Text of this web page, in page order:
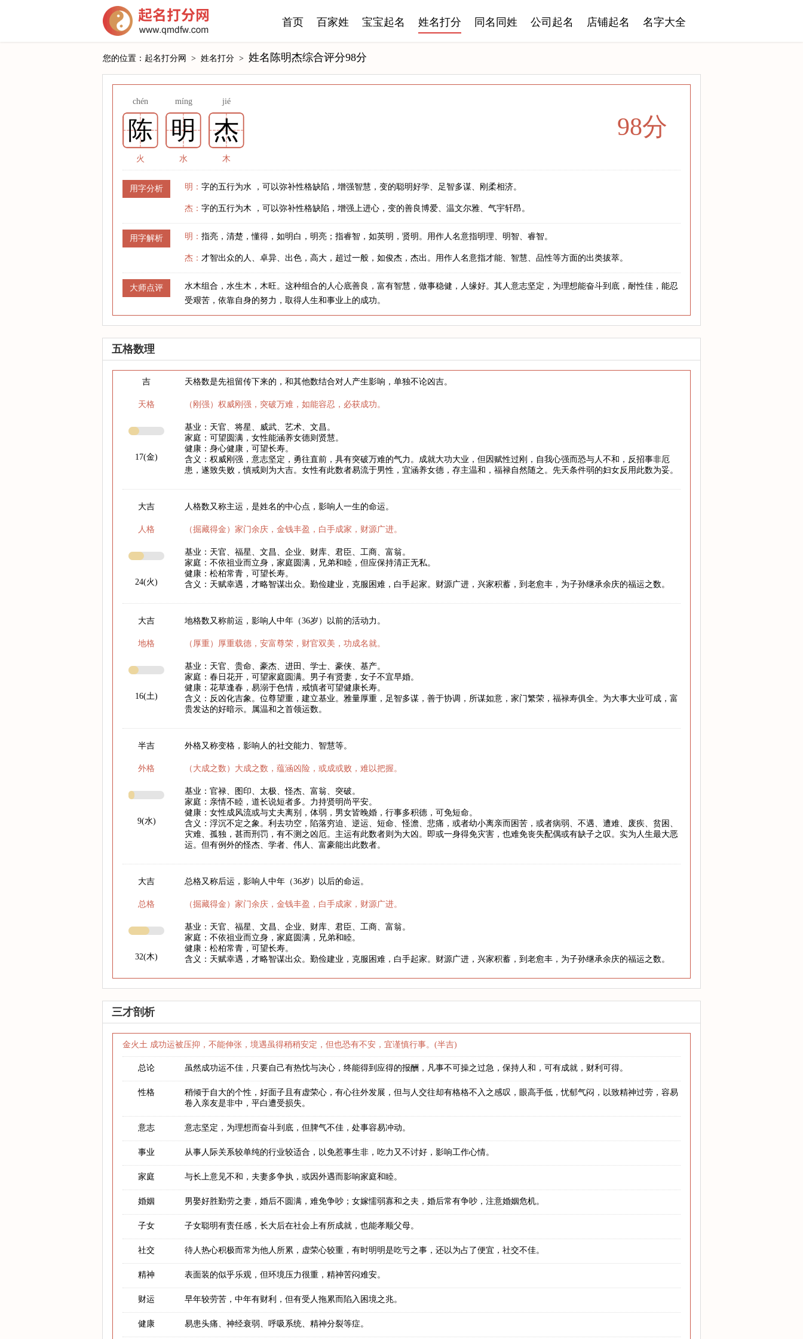
首页 百家姓 宝宝起名 姓名打分 同名同姓 公司起名 店铺起名 名字大全
您的位置： 起名打分网 > 姓名打分 > 姓名陈明杰综合评分98分
chén míng jié
陈 明 杰
火 水 木
98分
用字分析 明： 字的五行为水 ，可以弥补性格缺陷，增强智慧，变的聪明好学、足智多谋、刚柔相济。
杰： 字的五行为木 ，可以弥补性格缺陷，增强上进心，变的善良博爱、温文尔雅、气宇轩昂。
用字解析 明： 指亮，清楚，懂得，如明白，明亮；指睿智，如英明，贤明。用作人名意指明理、明智、睿智。
杰： 才智出众的人、卓异、出色，高大，超过一般，如俊杰，杰出。用作人名意指才能、智慧、品性等方面的出类拔萃。
大师点评
水木组合，水生木，木旺。这种组合的人心底善良，富有智慧，做事稳健，人缘好。其人意志坚定，为理想能奋斗到底，耐性佳，能忍
受艰苦，依靠自身的努力，取得人生和事业上的成功。
五格数理
吉
天格
17(金)
天格数是先祖留传下来的，和其他数结合对人产生影响，单独不论凶吉。
（刚强）权威刚强，突破万难，如能容忍，必获成功。
基业：天官、将星、威武、艺术、文昌。
家庭：可望圆满，女性能涵养女德则贤慧。
健康：身心健康，可望长寿。
含义：权威刚强，意志坚定，勇往直前，具有突破万难的气力。成就大功大业，但因赋性过刚，自我心强而恐与人不和，反招事非厄
患，遂致失败，慎戒则为大吉。女性有此数者易流于男性，宜涵养女德，存主温和，福禄自然随之。先天条件弱的妇女反用此数为妥。
大吉
人格
24(火)
人格数又称主运，是姓名的中心点，影响人一生的命运。
（掘藏得金）家门余庆，金钱丰盈，白手成家，财源广进。
基业：天官、福星、文昌、企业、财库、君臣、工商、富翁。
家庭：不依祖业而立身，家庭圆满，兄弟和睦，但应保持清正无私。
健康：松柏常青，可望长寿。
含义：天赋幸遇，才略智谋出众。勤俭建业，克服困难，白手起家。财源广进，兴家积蓄，到老愈丰，为子孙继承余庆的福运之数。
大吉
地格
16(土)
地格数又称前运，影响人中年（36岁）以前的活动力。
（厚重）厚重载德，安富尊荣，财官双美，功成名就。
基业：天官、贵命、豪杰、进田、学士、豪侠、基产。
家庭：春日花开，可望家庭圆满。男子有贤妻，女子不宜早婚。
健康：花草逢春，易溺于色情，戒慎者可望健康长寿。
含义：反凶化吉象。位尊望重，建立基业。雅量厚重，足智多谋，善于协调，所谋如意，家门繁荣，福禄寿俱全。为大事大业可成，富
贵发达的好暗示。属温和之首领运数。
半吉
外格
9(水)
外格又称变格，影响人的社交能力、智慧等。
（大成之数）大成之数，蕴涵凶险，或成或败，难以把握。
基业：官禄、图印、太极、怪杰、富翁、突破。
家庭：亲情不睦，道长说短者多。力持贤明尚平安。
健康：女性成风流或与丈夫离别，体弱，男女皆晚婚，行事多积德，可免短命。
含义：浮沉不定之象。利去功空，陷落穷迫、逆运、短命、怪澹、悲痛，或者幼小离亲而困苦，或者病弱、不遇、遭难、废疾、贫困、
灾难、孤独，甚而刑罚，有不测之凶厄。主运有此数者则为大凶。即或一身得免灾害，也难免丧失配偶或有缺子之叹。实为人生最大恶
运。但有例外的怪杰、学者、伟人、富豪能出此数者。
大吉
总格
32(木)
总格又称后运，影响人中年（36岁）以后的命运。
（掘藏得金）家门余庆，金钱丰盈，白手成家，财源广进。
基业：天官、福星、文昌、企业、财库、君臣、工商、富翁。
家庭：不依祖业而立身，家庭圆满，兄弟和睦。
健康：松柏常青，可望长寿。
含义：天赋幸遇，才略智谋出众。勤俭建业，克服困难，白手起家。财源广进，兴家积蓄，到老愈丰，为子孙继承余庆的福运之数。
三才剖析
金火土 成功运被压抑，不能伸张，境遇虽得稍稍安定，但也恐有不安，宜谨慎行事。(半吉)
总论 虽然成功运不佳，只要自己有热忱与决心，终能得到应得的报酬，凡事不可操之过急，保持人和，可有成就，财利可得。
性格
稍倾于自大的个性，好面子且有虚荣心，有心往外发展，但与人交往却有格格不入之感叹，眼高手低，忧郁气闷，以致精神过劳，容易
卷入亲友是非中，平白遭受损失。
意志 意志坚定，为理想而奋斗到底，但脾气不佳，处事容易冲动。
事业 从事人际关系较单纯的行业较适合，以免惹事生非，吃力又不讨好，影响工作心情。
家庭 与长上意见不和，夫妻多争执，或因外遇而影响家庭和睦。
婚姻 男娶好胜勤劳之妻，婚后不圆满，难免争吵；女嫁懦弱寡和之夫，婚后常有争吵，注意婚姻危机。
子女 子女聪明有责任感，长大后在社会上有所成就，也能孝顺父母。
社交 待人热心积极而常为他人所累，虚荣心较重，有时明明是吃亏之事，还以为占了便宜，社交不佳。
精神 表面装的似乎乐观，但环境压力很重，精神苦闷难安。
财运 早年较劳苦，中年有财利，但有受人拖累而陷入困境之兆。
健康 易患头痛、神经衰弱、呼吸系统、精神分裂等症。